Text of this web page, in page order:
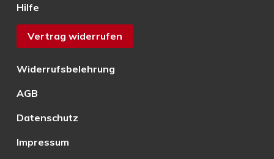
Hilfe
Vertrag widerrufen
Widerrufsbelehrung
AGB
Datenschutz
Impressum